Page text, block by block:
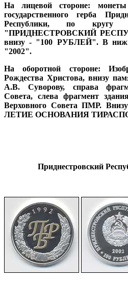
На
лицевой стороне: монеты
государственного герба
Республики, по кругу
"ПРИДНЕСТРОВСКИЙ
внизу - "100 РУБЛЕЙ". В
"2002".
На оборотной стороне:
Рождества Христова, внизу
А.В. Суворову, справа
Совета, слева фрагмент
Верховного Совета ПМР.
ЛЕТИЕ ОСНОВАНИЯ
Приднестровский